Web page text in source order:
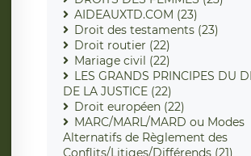
AIDEAUXTD.COM (23)
Droit des testaments (23)
Droit routier (22)
Mariage civil (22)
LES GRANDS PRINCIPES DU
DE LA JUSTICE (22)
Droit européen (22)
MARC/MARL/MARD ou Modes
Alternatifs de Règlement des
Conflits/Litiges/Différends (21)